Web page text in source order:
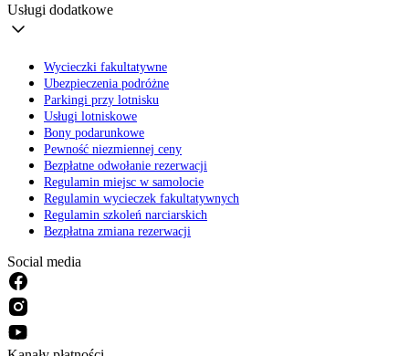
Usługi dodatkowe
Wycieczki fakultatywne
Ubezpieczenia podróżne
Parkingi przy lotnisku
Usługi lotniskowe
Bony podarunkowe
Pewność niezmiennej ceny
Bezpłatne odwołanie rezerwacji
Regulamin miejsc w samolocie
Regulamin wycieczek fakultatywnych
Regulamin szkoleń narciarskich
Bezpłatna zmiana rezerwacji
Social media